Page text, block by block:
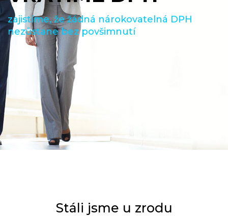
zajistíme, že žádná nárokovatelná DPH
nezůstane bez povšimnutí
Stáli jsme u zrodu